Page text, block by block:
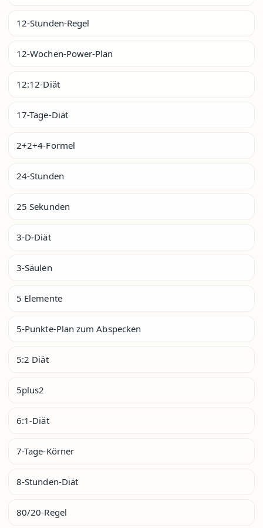
12-Stunden-Regel
12-Wochen-Power-Plan
12:12-Diät
17-Tage-Diät
2+2+4-Formel
24-Stunden
25 Sekunden
3-D-Diät
3-Säulen
5 Elemente
5-Punkte-Plan zum Abspecken
5:2 Diät
5plus2
6:1-Diät
7-Tage-Körner
8-Stunden-Diät
80/20-Regel